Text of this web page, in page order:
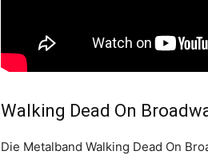
Walking Dead On
Die Metalband Walking Dead On